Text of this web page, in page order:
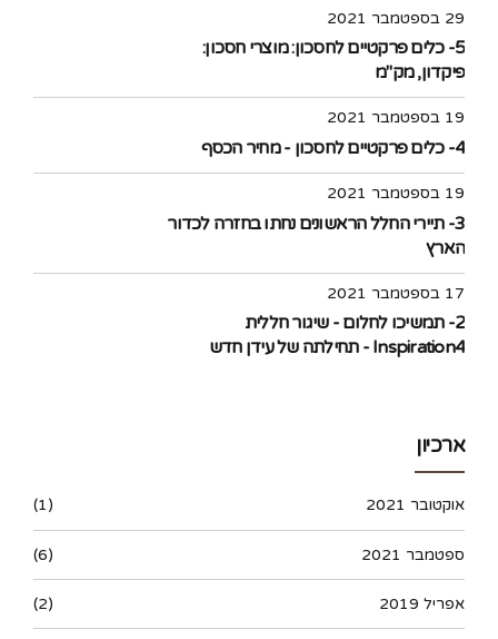
29 בספטמבר 2021
5- כלים פרקטיים לחסכון: מוצרי חסכון:
פיקדון, מק"מ
19 בספטמבר 2021
4- כלים פרקטיים לחסכון - מחיר הכסף
19 בספטמבר 2021
3- תיירי החלל הראשונים נחתו בחזרה לכדור
הארץ
17 בספטמבר 2021
2- תמשיכו לחלום - שיגור חללית
Inspiration4 - תחילתה של עידן חדש
ארכיון
אוקטובר 2021 (1)
ספטמבר 2021 (6)
אפריל 2019 (2)